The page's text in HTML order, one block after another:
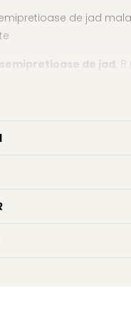
de jad
de jad :
de jad
de jad: de
2,05 g